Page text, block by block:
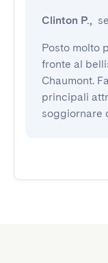
Clinton P.,
Posto molto
fronte al
Chaumont.
principali
soggiornare